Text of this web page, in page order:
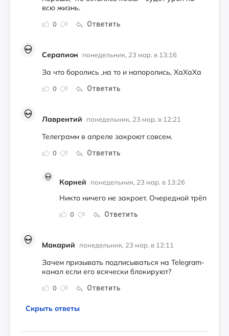
0 Ответить
всю жизнь.
Серапион понедельник, 23 мар. в 13:16
0 Ответить
За что боролись ,на то и напоролись, ХаХаХа
Лаврентий понедельник, 23 мар. в 12:21
0 Ответить
Телеграмм в апреле закроют совсем.
Корней понедельник, 23 мар. в 13:26
0 Ответить
Никто ничего не закроет. Очередной трёп
Макарий понедельник, 23 мар. в 12:11
0 Ответить
Зачем призывать подписываться на Telegram-
канал если его всячески блокируют?
Скрыть ответы